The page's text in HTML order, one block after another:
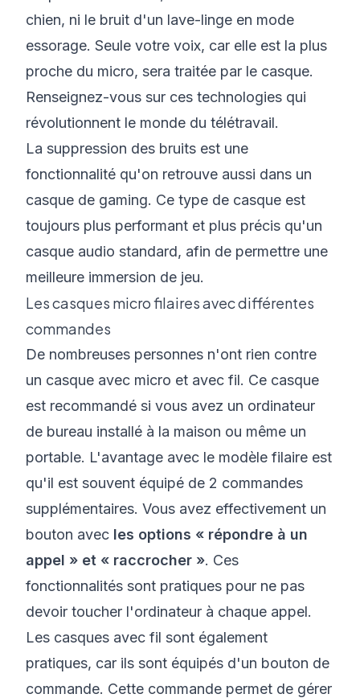
chien, ni le bruit d'un lave-linge en mode
essorage. Seule votre voix, car elle est la plus
proche du micro, sera traitée par le casque.
Renseignez-vous sur ces technologies qui
révolutionnent le monde du télétravail.
La suppression des bruits est une
fonctionnalité qu'on retrouve aussi dans un
casque de gaming. Ce type de casque est
toujours plus performant et plus précis qu'un
casque audio standard, afin de permettre une
meilleure immersion de jeu.
Les casques micro filaires avec différentes
commandes
De nombreuses personnes n'ont rien contre
un casque avec micro et avec fil. Ce casque
est recommandé si vous avez un ordinateur
de bureau installé à la maison ou même un
portable. L'avantage avec le modèle filaire est
qu'il est souvent équipé de 2 commandes
supplémentaires. Vous avez effectivement un
bouton avec les options « répondre à un
appel » et « raccrocher ». Ces
fonctionnalités sont pratiques pour ne pas
devoir toucher l'ordinateur à chaque appel.
Les casques avec fil sont également
pratiques, car ils sont équipés d'un bouton de
commande. Cette commande permet de gérer